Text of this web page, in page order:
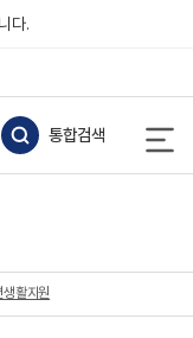
다.
통합검색
생활지원